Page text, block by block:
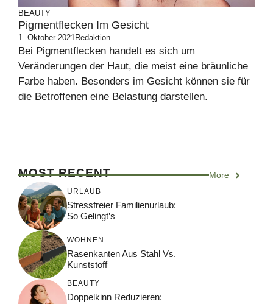
BEAUTY
Pigmentflecken Im Gesicht
1. Oktober 2021Redaktion
Bei Pigmentflecken handelt es sich um
Veränderungen der Haut, die meist eine bräunliche
Farbe haben. Besonders im Gesicht können sie für
die Betroffenen eine Belastung darstellen.
MOST RECENT More
URLAUB
Stressfreier Familienurlaub:
So Gelingt’s
WOHNEN
Rasenkanten Aus Stahl Vs.
Kunststoff
BEAUTY
Doppelkinn Reduzieren: